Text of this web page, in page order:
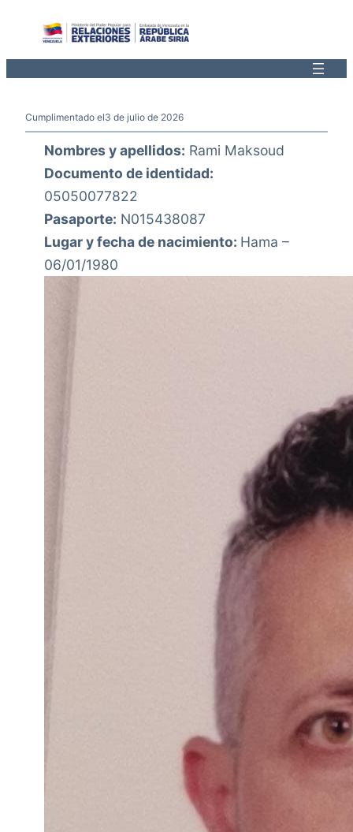
Cumplimentado el3 de julio de 2026
Nombres y apellidos: Rami Maksoud
Documento de identidad:
05050077822
Pasaporte: N015438087
Lugar y fecha de nacimiento: Hama –
06/01/1980